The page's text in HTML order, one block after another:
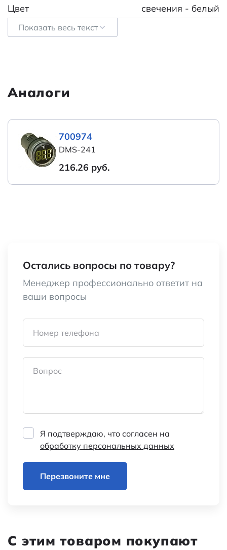
Цвет свечения - белый
Сопротивление изоляции, не менее
Тип клемм под винт мм
Вес брутто
Транспортная упаковка: размер/
кол-во
Показать весь текст
Аналоги
700974
DMS-241
216.26 руб.
Остались вопросы по товару?
Менеджер профессионально ответит на
ваши вопросы
Номер телефона
Вопрос
Я подтверждаю, что согласен на
обработку персональных данных
Перезвоните мне
С этим товаром покупают